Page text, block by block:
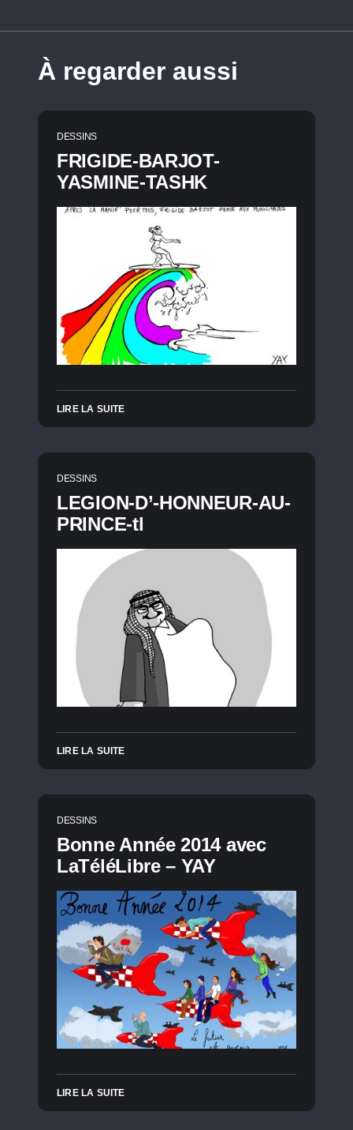
À regarder aussi
DESSINS
FRIGIDE-BARJOT-
YASMINE-TASHK
LIRE LA SUITE
DESSINS
LEGION-D’-HONNEUR-AU-
PRINCE-tl
LIRE LA SUITE
DESSINS
Bonne Année 2014 avec
LaTéléLibre – YAY
LIRE LA SUITE